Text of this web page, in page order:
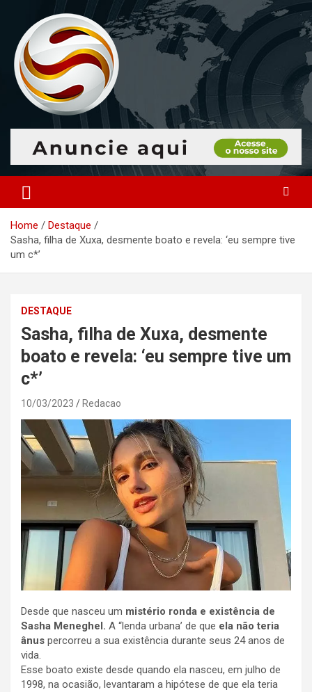
content
Portal Monitoramento
O portal que manitora a notícias para você!
Home
Destaque
Sasha, filha de Xuxa, desmente boato e revela: ‘eu sempre tive
um c*’
DESTAQUE
Sasha, filha de Xuxa, desmente
boato e revela: ‘eu sempre tive um
c*’
10/03/2023 Redacao
Desde que nasceu um mistério ronda e existência de
Sasha Meneghel. A “lenda urbana’ de que ela não teria
ânus percorreu a sua existência durante seus 24 anos de
vida.
Esse boato existe desde quando ela nasceu, em julho de
1998, na ocasião, levantaram a hipótese de que ela teria